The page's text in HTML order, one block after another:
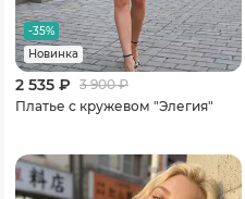
-35%
Новинка
2 535 ₽ 3 900₽
Платье с кружевом "Элегия"